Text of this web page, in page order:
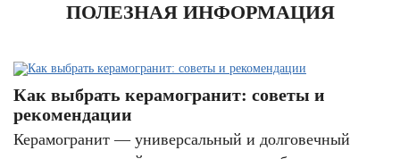
ПОЛЕЗНАЯ ИНФОРМАЦИЯ
Как выбрать керамогранит: советы и
рекомендации
Керамогранит — универсальный и долговечный